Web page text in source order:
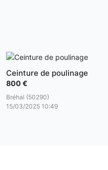
Ceinture de poulinage
800 €
Bréhal (50290)
15/03/2025 10:49